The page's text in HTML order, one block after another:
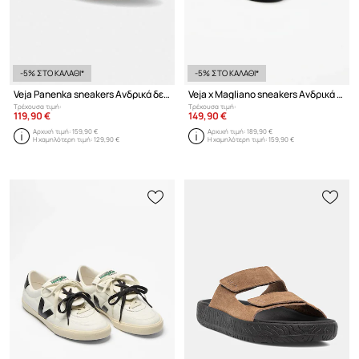
-5% ΣΤΟ ΚΑΛΑΘΙ*
Veja Panenka sneakers Ανδρικά δερμάτινα
Τρέχουσα τιμή:
119,90 €
Αρχική τιμή:159,90 €
Η χαμηλότερη τιμή:129,90 €
-5% ΣΤΟ ΚΑΛΑΘΙ*
Veja x Magliano sneakers Ανδρικά δερμάτινα
Τρέχουσα τιμή:
149,90 €
Αρχική τιμή:189,90 €
Η χαμηλότερη τιμή:159,90 €